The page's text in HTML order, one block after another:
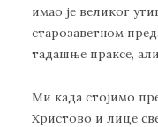
имао је великог
старозаветном
тадашње праксе,
Ми када стојимо
Христово и лице